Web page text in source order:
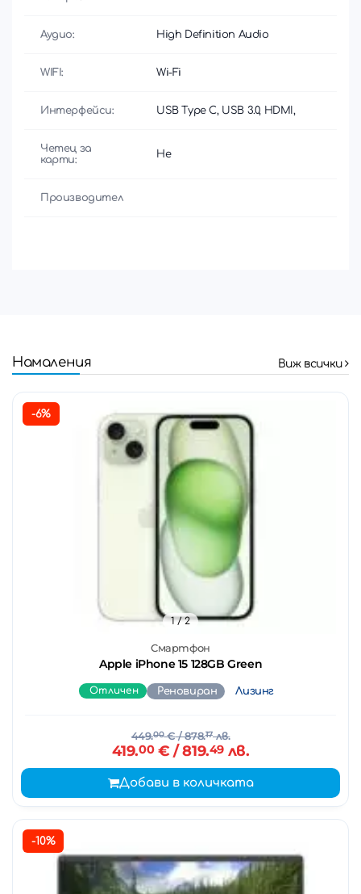
Аудио: High Definition Audio
WIFI: Wi-Fi
Интерфейси: USB Type C, USB 3.0, HDMI,
Четец за
карти:
Не
Производител
Намаления Виж всички
-6%
Смартфон
Apple iPhone 15 128GB Green
1/ 2
Отличен Реновиран Лизинг
449.00€/ 878.17лв.
419.00€ / 819.49лв.
Добави в количката
-10%